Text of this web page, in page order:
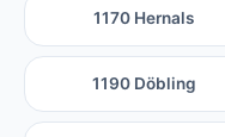
1170 Hernals
1190 Döbling